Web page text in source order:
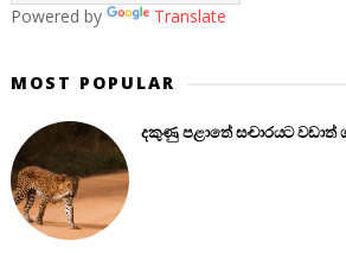
Powered by Translate
MOST POPULAR
දකුණු පළාතේ සංචාරයට වඩාත්